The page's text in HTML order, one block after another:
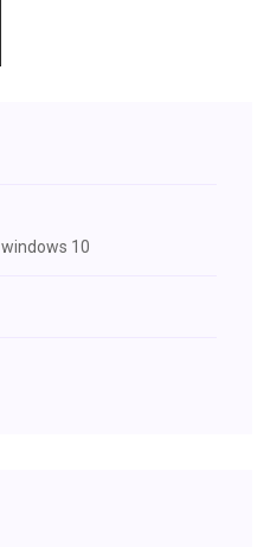
كيفية تعيين كلمة المرور لتنزيل windows 10